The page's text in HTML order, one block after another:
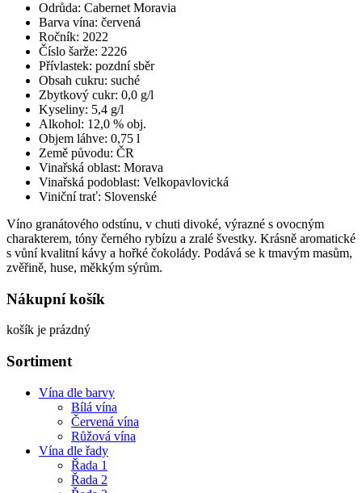
Odrůda: Cabernet Moravia
Barva vína: červená
Ročník: 2022
Číslo šarže: 2226
Přívlastek: pozdní sběr
Obsah cukru: suché
Zbytkový cukr: 0,0 g/l
Kyseliny: 5,4 g/l
Alkohol: 12,0 % obj.
Objem láhve: 0,75 l
Země původu: ČR
Vinařská oblast: Morava
Vinařská podoblast: Velkopavlovická
Viniční trať: Slovenské
Víno granátového odstínu, v chuti divoké, výrazné s ovocným
charakterem, tóny černého rybízu a zralé švestky. Krásně aromatické
s vůní kvalitní kávy a hořké čokolády. Podává se k tmavým masům,
zvěřině, huse, měkkým sýrům.
Nákupní košík
košík je prázdný
Sortiment
Vína dle barvy
Bílá vína
Červená vína
Růžová vína
Vína dle řady
Řada 1
Řada 2